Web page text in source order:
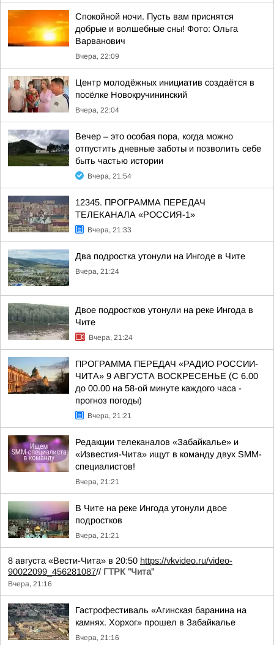
Спокойной ночи. Пусть вам приснятся
добрые и волшебные сны! Фото: Ольга
Варванович
Вчера, 22:09
Центр молодёжных инициатив создаётся в
посёлке Новокручининский
Вчера, 22:04
Вечер – это особая пора, когда можно
отпустить дневные заботы и позволить себе
быть частью истории
Вчера, 21:54
12345. ПРОГРАММА ПЕРЕДАЧ
ТЕЛЕКАНАЛА «РОССИЯ-1»
Вчера, 21:33
Два подростка утонули на Ингоде в Чите
Вчера, 21:24
Двое подростков утонули на реке Ингода в
Чите
Вчера, 21:24
ПРОГРАММА ПЕРЕДАЧ «РАДИО РОССИИ-
ЧИТА» 9 АВГУСТА ВОСКРЕСЕНЬЕ (С 6.00
до 00.00 на 58-ой минуте каждого часа -
прогноз погоды)
Вчера, 21:21
Редакции телеканалов «Забайкалье» и
«Известия-Чита» ищут в команду двух SMM-
специалистов!
Вчера, 21:21
В Чите на реке Ингода утонули двое
подростков
Вчера, 21:21
8 августа «Вести-Чита» в 20:50 https://vkvideo.ru/video-
90022099_456281087// ГТРК "Чита"
Вчера, 21:16
Гастрофестиваль «Агинская баранина на
камнях. Хорхог» прошел в Забайкалье
Вчера, 21:16